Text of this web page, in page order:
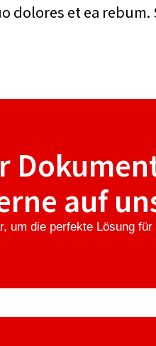
dolores et ea
auf
um die perfekte Lösung